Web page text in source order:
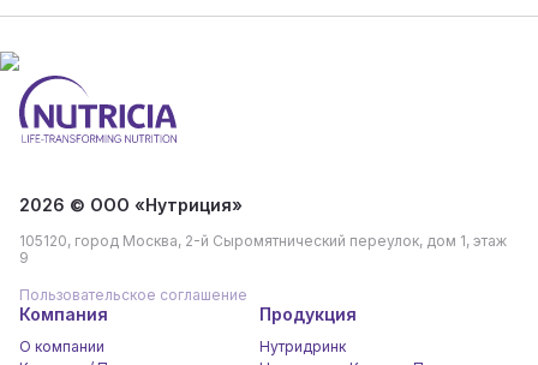
2026 © ООО «Нутриция»
105120, город Москва, 2-й Сыромятнический переулок, дом 1, этаж
9
Пользовательское соглашение
Компания
О компании
Продукция
Нутридринк